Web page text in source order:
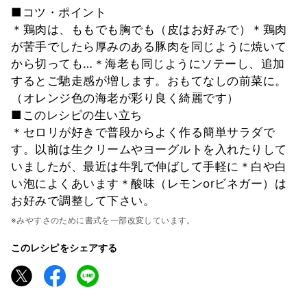
■コツ・ポイント
＊鶏肉は、ももでも胸でも（皮はお好みで）＊鶏肉
が苦手でしたら厚みのある豚肉を同じように焼いて
から切っても…＊海老も同じようにソテーし、追加
するとご馳走感が増します。おもてなしの前菜に。
（オレンジ色の海老が彩り良く綺麗です）
■このレシピの生い立ち
＊セロリが好きで普段からよく作る簡単サラダで
す。以前は生クリームやヨーグルトを入れたりして
いましたが、最近は牛乳で伸ばして手軽に＊白や白
い泡によくあいます＊酸味（レモンorビネガー）は
お好みで調整して下さい。
※みやすさのために書式を一部改変しています。
このレシピをシェアする